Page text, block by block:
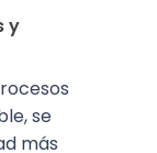
y
se
más